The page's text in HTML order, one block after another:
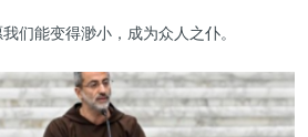
们能变得渺小，成为众人之仆。